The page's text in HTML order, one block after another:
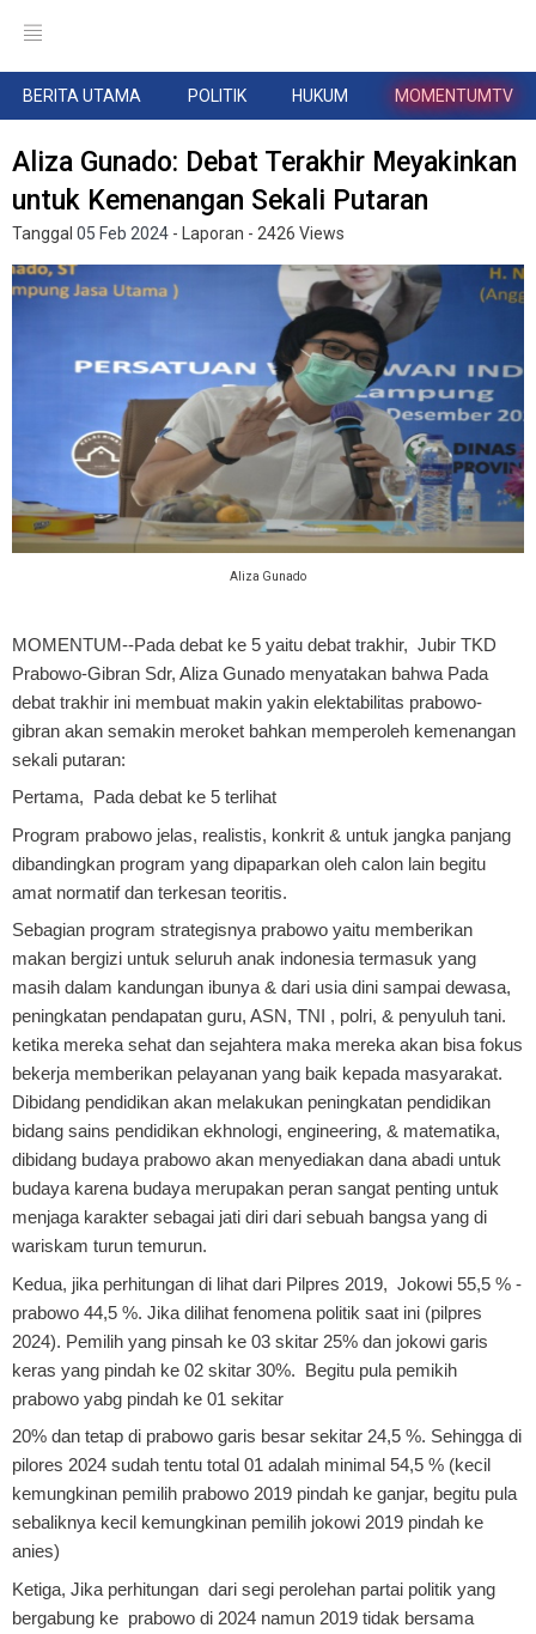
BERITA UTAMA POLITIK HUKUM MOMENTUMTV
Aliza Gunado: Debat Terakhir Meyakinkan
untuk Kemenangan Sekali Putaran
Tanggal 05 Feb 2024 - Laporan - 2426 Views
Aliza Gunado
MOMENTUM--Pada debat ke 5 yaitu debat trakhir, Jubir TKD
Prabowo-Gibran Sdr, Aliza Gunado menyatakan bahwa Pada
debat trakhir ini membuat makin yakin elektabilitas prabowo-
gibran akan semakin meroket bahkan memperoleh kemenangan
sekali putaran:
Pertama, Pada debat ke 5 terlihat
Program prabowo jelas, realistis, konkrit & untuk jangka panjang
dibandingkan program yang dipaparkan oleh calon lain begitu
amat normatif dan terkesan teoritis.
Sebagian program strategisnya prabowo yaitu memberikan
makan bergizi untuk seluruh anak indonesia termasuk yang
masih dalam kandungan ibunya & dari usia dini sampai dewasa,
peningkatan pendapatan guru, ASN, TNI , polri, & penyuluh tani.
ketika mereka sehat dan sejahtera maka mereka akan bisa fokus
bekerja memberikan pelayanan yang baik kepada masyarakat.
Dibidang pendidikan akan melakukan peningkatan pendidikan
bidang sains pendidikan ekhnologi, engineering, & matematika,
dibidang budaya prabowo akan menyediakan dana abadi untuk
budaya karena budaya merupakan peran sangat penting untuk
menjaga karakter sebagai jati diri dari sebuah bangsa yang di
wariskam turun temurun.
Kedua, jika perhitungan di lihat dari Pilpres 2019, Jokowi 55,5 % -
prabowo 44,5 %. Jika dilihat fenomena politik saat ini (pilpres
2024). Pemilih yang pinsah ke 03 skitar 25% dan jokowi garis
keras yang pindah ke 02 skitar 30%. Begitu pula pemikih
prabowo yabg pindah ke 01 sekitar
20% dan tetap di prabowo garis besar sekitar 24,5 %. Sehingga di
pilores 2024 sudah tentu total 01 adalah minimal 54,5 % (kecil
kemungkinan pemilih prabowo 2019 pindah ke ganjar, begitu pula
sebaliknya kecil kemungkinan pemilih jokowi 2019 pindah ke
anies)
Ketiga, Jika perhitungan dari segi perolehan partai politik yang
bergabung ke prabowo di 2024 namun 2019 tidak bersama